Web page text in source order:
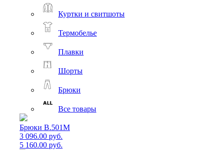
Куртки и свитшоты
Термобелье
Плавки
Шорты
Брюки
Все товары
Брюки B.501M
3 096.00 руб.
5 160.00 руб.